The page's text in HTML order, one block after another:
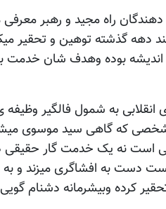
راه مجید و رهبر معرفی
دهه گذشته توهین و تحقیر
اندیشه بوده وهدف شان خدمت
به شمول فالگیر وظیفه
شخصی که گاهی سید موسوی
است نه یک خدمت گار حقیقی
دست به افشاگری میزند و به
کرده وبیشرمانه دشنام